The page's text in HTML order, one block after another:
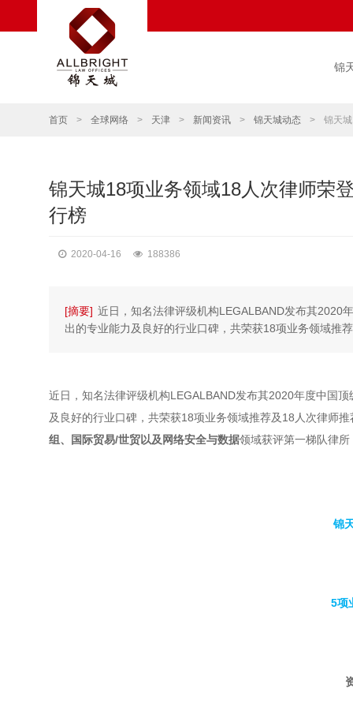
锦
首页 > 全球网络 > 天津 > 新闻资讯 > 锦天城动态 > 锦天
锦天城18项业务领域18人次律师荣
行榜
2020-04-16 188386
[摘要] 近日，知名法律评级机构LEGALBAND发布其2020
出的专业能力及良好的行业口碑，共荣获18项业务领域推
近日，知名法律评级机构LEGALBAND发布其2020年度中国
及良好的行业口碑，共荣获18项业务领域推荐及18人次律师
组、国际贸易/世贸以及网络安全与数据领域获评第一梯队律
锦
5项